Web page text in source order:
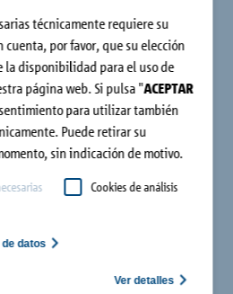
técnicamente requiere su
por favor, que su elección
la disponibilidad para el uso de
página web. Si pulsa "ACEPTAR
para utilizar también
Puede retirar su
sin indicación de motivo.
Cookies de análisis
datos
Ver detalles
y cuando nos estrechamos la